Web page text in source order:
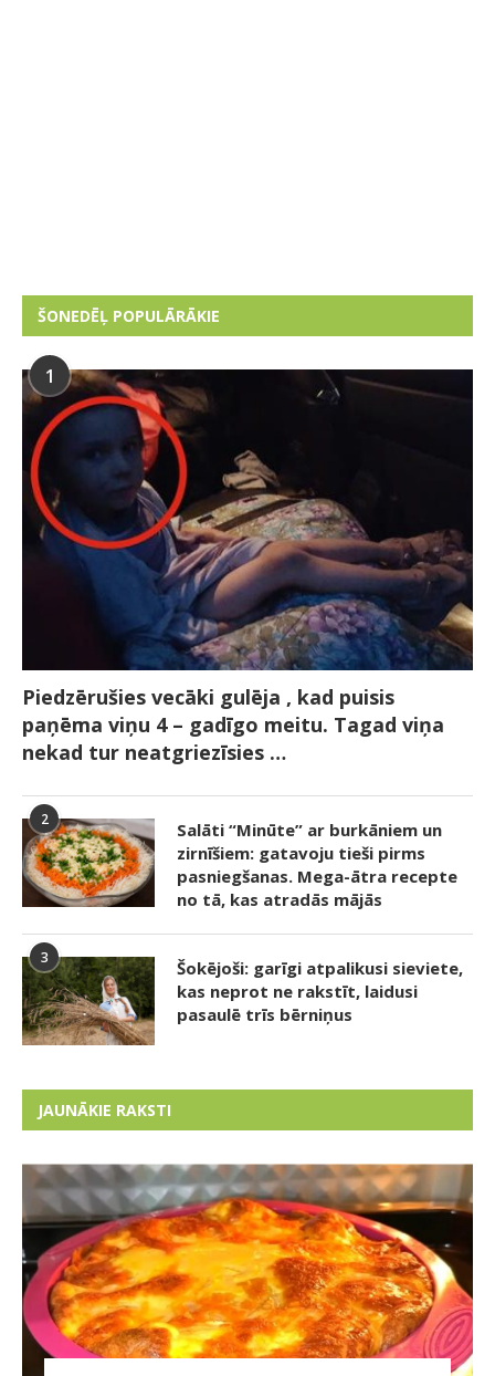
ŠONEDĒĻ POPULĀRĀKIE
1
Piedzērušies vecāki gulēja , kad puisis
paņēma viņu 4 – gadīgo meitu. Tagad viņa
nekad tur neatgriezīsies …
2
Salāti “Minūte” ar burkāniem un
zirnīšiem: gatavoju tieši pirms
pasniegšanas. Mega-ātra recepte
no tā, kas atradās mājās
3
Šokējoši: garīgi atpalikusi sieviete,
kas neprot ne rakstīt, laidusi
pasaulē trīs bērniņus
JAUNĀKIE RAKSTI